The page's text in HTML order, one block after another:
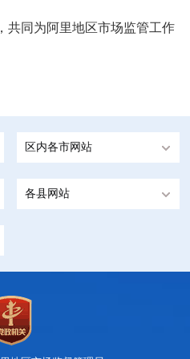
共同为阿里地区市场监管工作
区内各市网站
各县网站